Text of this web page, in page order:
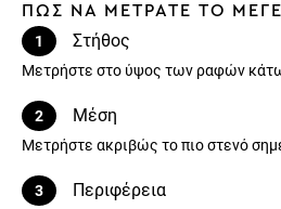
ΠΩΣ ΝΑ ΜΕΤΡΑΤΕ ΤΟ
1
Στήθος
Μετρήστε στο ύψος των ραφών
2 Μέση
Μετρήστε ακριβώς το πιο στενό
3 Περιφέρεια